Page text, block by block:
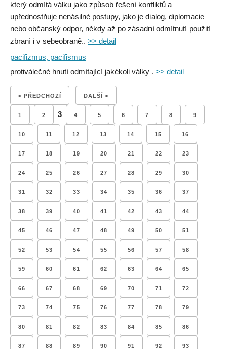
který odmítá válku jako způsob řešení konfliktů a
upřednostňuje nenásilné postupy, jako je dialog, diplomacie
nebo občanský odpor, někdy až po zásadní odmítnutí použití
zbraní i v sebeobraně.. >> detail
pacifizmus, pacifismus
protiválečné hnutí odmítající jakékoli války . >> detail
< PŘEDCHOZÍ DALŠÍ >
1 2 3 4 5 6 7 8 9
10 11 12 13 14 15 16
17 18 19 20 21 22 23
24 25 26 27 28 29 30
31 32 33 34 35 36 37
38 39 40 41 42 43 44
45 46 47 48 49 50 51
52 53 54 55 56 57 58
59 60 61 62 63 64 65
66 67 68 69 70 71 72
73 74 75 76 77 78 79
80 81 82 83 84 85 86
87 88 89 90 91 92 93